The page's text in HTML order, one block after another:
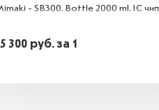
- SB300. Bottle 2000 ml. IC чип
300 руб.за 1